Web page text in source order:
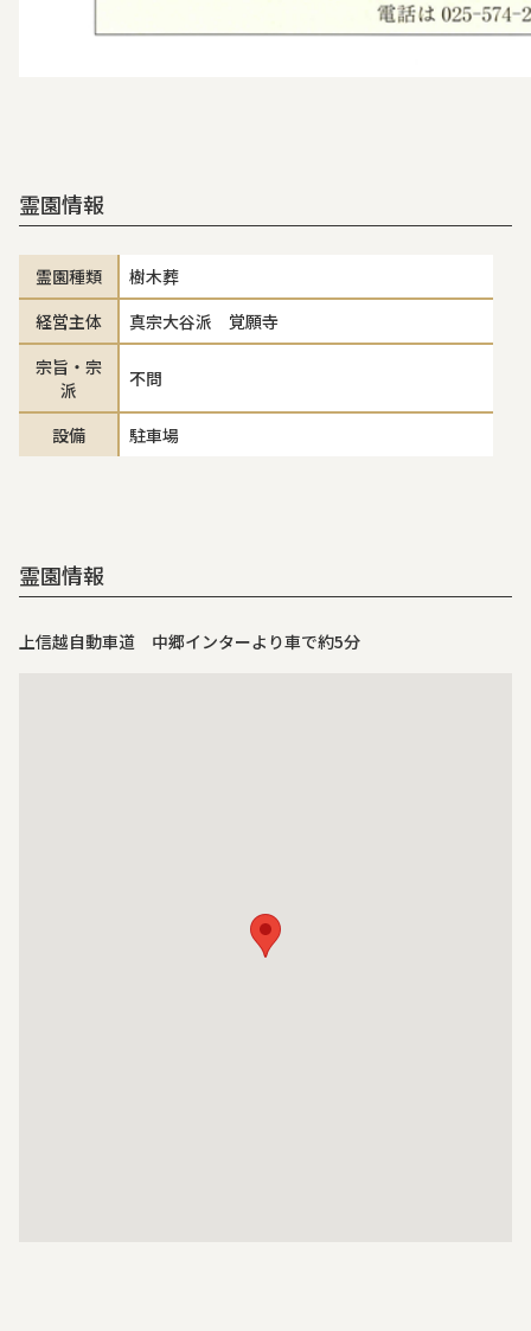
霊園情報
霊園種類
樹木葬
経営主体
真宗大谷派 覚願寺
宗旨・宗
派
不問
設備 駐車場
霊園情報
上信越自動車道 中郷インターより車で約5分